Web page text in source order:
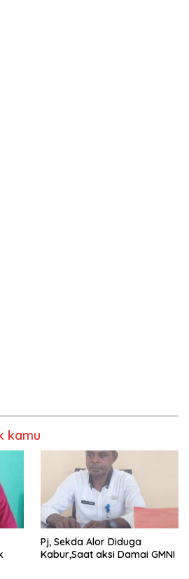
kamu
Pj, Sekda Alor Diduga
Kabur,Saat aksi Damai GMNI